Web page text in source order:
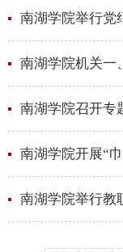
南湖学院举行教